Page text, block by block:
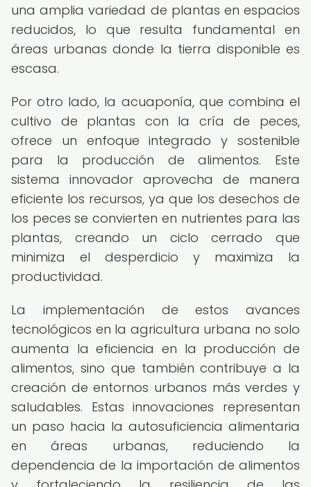
una amplia variedad de plantas en espacios
reducidos, lo que resulta fundamental en
áreas urbanas donde la tierra disponible es
escasa.
Por otro lado, la acuaponía, que combina el
cultivo de plantas con la cría de peces,
ofrece un enfoque integrado y sostenible
para la producción de alimentos. Este
sistema innovador aprovecha de manera
eficiente los recursos, ya que los desechos de
los peces se convierten en nutrientes para las
plantas, creando un ciclo cerrado que
minimiza el desperdicio y maximiza la
productividad.
La implementación de estos avances
tecnológicos en la agricultura urbana no solo
aumenta la eficiencia en la producción de
alimentos, sino que también contribuye a la
creación de entornos urbanos más verdes y
saludables. Estas innovaciones representan
un paso hacia la autosuficiencia alimentaria
en áreas urbanas, reduciendo la
dependencia de la importación de alimentos